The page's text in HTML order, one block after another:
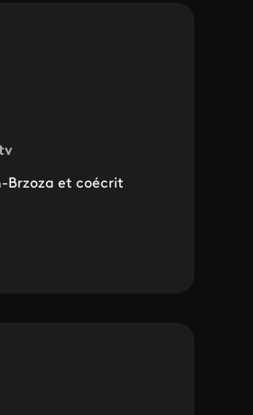
Brzoza et coécrit